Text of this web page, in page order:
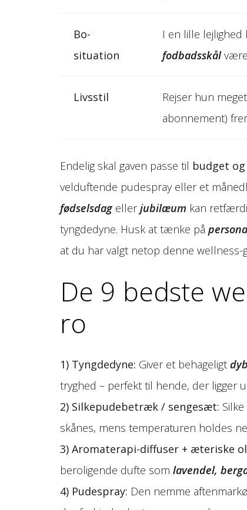
Bo-
situation
I en lille
fodbadsskålvære
Livsstil Rejser hun
abonnement)
Endelig skal gaven passe til budget
velduftende pudespray eller et
fødselsdag ellerjubilæum kan
tyngdedyne. Husk at tænke på
at du har valgt netop denne
De 9 bedste
ro
1) Tyngdedyne: Giver et behageligt
tryghed – perfekt til hende, der ligger
2) Silkepudebetræk / sengesæt:
skånes, mens temperaturen holdes
3) Aromaterapi-diffuser + æteriske
beroligende dufte som lavendel,
4) Pudespray: Den nemme